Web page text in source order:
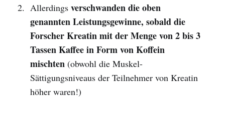
Allerdings verschwanden die oben
genannten Leistungsgewinne, sobald die
Forscher Kreatin mit der Menge von 2 bis 3
Tassen Kaffee in Form von Koffein
mischten (obwohl die Muskel-
Sättigungsniveaus der Teilnehmer von Kreatin
höher waren!)